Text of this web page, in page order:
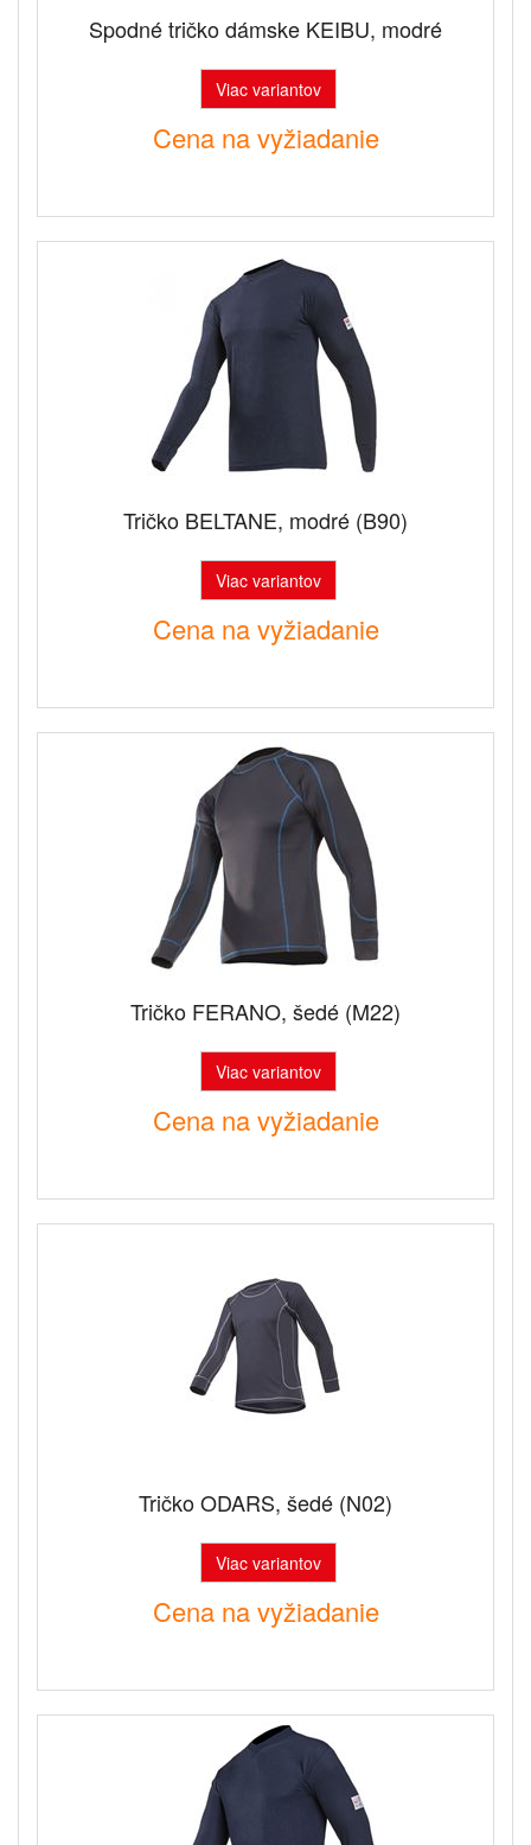
Spodné tričko dámske KEIBU, modré
Viac variantov
Cena na vyžiadanie
Tričko BELTANE, modré (B90)
Viac variantov
Cena na vyžiadanie
Tričko FERANO, šedé (M22)
Viac variantov
Cena na vyžiadanie
Tričko ODARS, šedé (N02)
Viac variantov
Cena na vyžiadanie